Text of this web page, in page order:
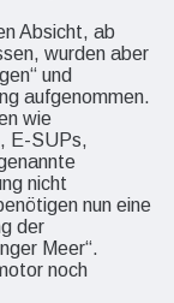
Absicht, ab
wurden aber
und
aufgenommen.
wie
E-SUPs,
nicht
nun eine
der
Meer“.
noch